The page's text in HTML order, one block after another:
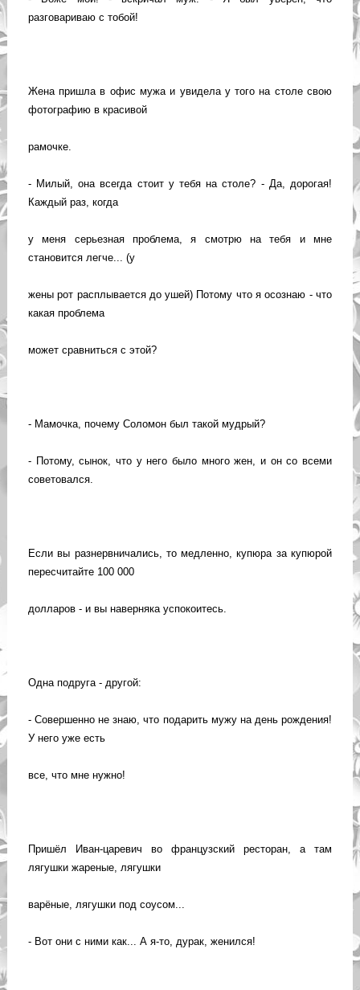
разговариваю с тобой!
Жена пришла в офис мужа и увидела у того на столе свою
фотографию в красивой
рамочке.
- Милый, она всегда стоит у тебя на столе? - Да, дорогая!
Каждый раз, когда
у меня серьезная проблема, я смотрю на тебя и мне
становится легче... (у
жены рот расплывается до ушей) Потому что я осознаю - что
какая проблема
может сравниться с этой?
- Мамочка, почему Соломон был такой мудрый?
- Потому, сынок, что у него было много жен, и он со всеми
советовался.
Если вы разнервничались, то медленно, купюра за купюрой
пересчитайте 100 000
долларов - и вы наверняка успокоитесь.
Одна подруга - другой:
- Совершенно не знаю, что подарить мужу на день рождения!
У него уже есть
все, что мне нужно!
Пришёл Иван-царевич во французский ресторан, а там
лягушки жареные, лягушки
варёные, лягушки под соусом...
- Вот они с ними как... А я-то, дурак, женился!